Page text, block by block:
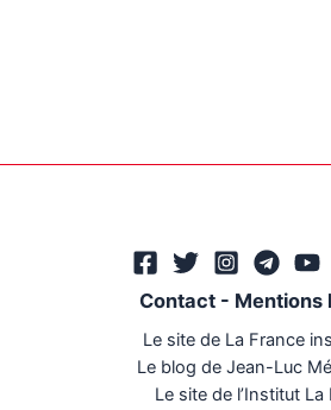
Contact- Mentions
Le site de La France
Le blog de Jean-Luc
Le site de l’Institut La